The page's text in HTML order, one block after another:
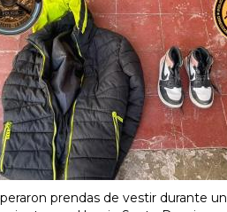
prendas de vestir durante un